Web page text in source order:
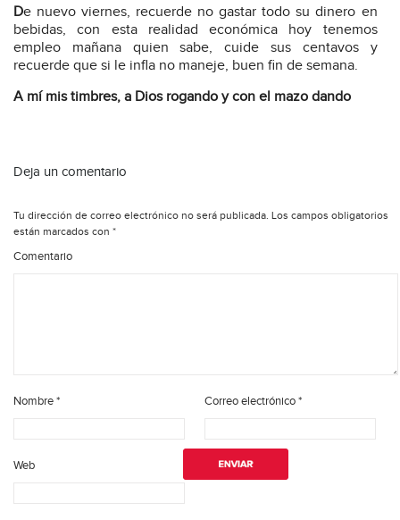
De nuevo viernes, recuerde no gastar todo su dinero en
bebidas, con esta realidad económica hoy tenemos
empleo mañana quien sabe, cuide sus centavos y
recuerde que si le infla no maneje, buen fin de semana.
A mí mis timbres, a Dios rogando y con el mazo dando
Deja un comentario
Tu dirección de correo electrónico no será publicada. Los campos obligatorios
están marcados con *
Comentario
Nombre* Correo electrónico*
Web